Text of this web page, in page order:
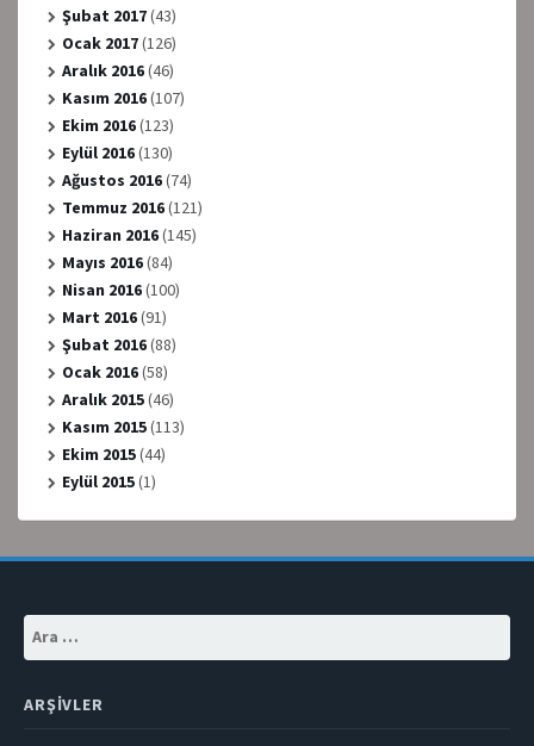
Şubat 2017(43)
Ocak 2017(126)
Aralık 2016(46)
Kasım 2016(107)
Ekim 2016(123)
Eylül 2016(130)
Ağustos 2016(74)
Temmuz 2016(121)
Haziran 2016(145)
Mayıs 2016(84)
Nisan 2016(100)
Mart 2016(91)
Şubat 2016(88)
Ocak 2016(58)
Aralık 2015(46)
Kasım 2015(113)
Ekim 2015(44)
Eylül 2015(1)
ARŞIVLER